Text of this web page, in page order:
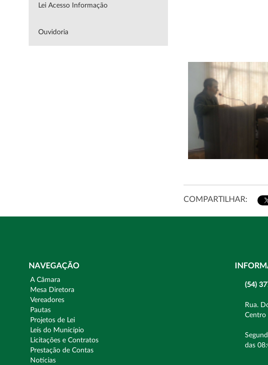
Lei Acesso Informação
Ouvidoria
COMPARTILHAR:
NAVEGAÇÃO
A Câmara
Mesa Diretora
Vereadores
Pautas
Projetos de Lei
Leís do Município
Licitações e Contratos
Prestação de Contas
Notícias
(54)
Rua.
Centro
das